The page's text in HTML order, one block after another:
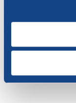
En tant que membre
connecter avec votre
accéder au contenu de
Si vous n'avez pas
votre login personnel